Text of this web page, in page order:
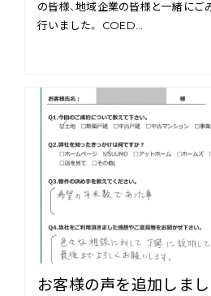
の皆様、地域企業の皆様と一緒にご
行いました。 COED…
お客様の声を追加しまし